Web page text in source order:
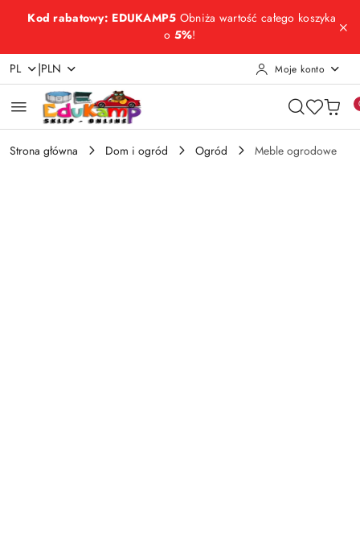
Przejdź do treści głównej
Przejdź do wyszukiwarki
Przejdź do moje konto
Przejdź do menu głównego
Przejdź do opisu produktu
Przejdź do stopki
Kod rabatowy: EDUKAMP5 Obniża wartość całego koszyka
o 5%!
PL |PLN Moje konto
Strona główna Dom i ogród Ogród Meble ogrodowe